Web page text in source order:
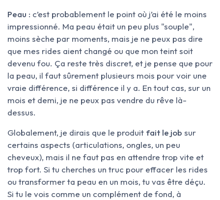
Peau : c’est probablement le point où j’ai été le moins
impressionné. Ma peau était un peu plus "souple",
moins sèche par moments, mais je ne peux pas dire
que mes rides aient changé ou que mon teint soit
devenu fou. Ça reste très discret, et je pense que pour
la peau, il faut sûrement plusieurs mois pour voir une
vraie différence, si différence il y a. En tout cas, sur un
mois et demi, je ne peux pas vendre du rêve là-
dessus.
Globalement, je dirais que le produit fait le job sur
certains aspects (articulations, ongles, un peu
cheveux), mais il ne faut pas en attendre trop vite et
trop fort. Si tu cherches un truc pour effacer les rides
ou transformer ta peau en un mois, tu vas être déçu.
Si tu le vois comme un complément de fond, à